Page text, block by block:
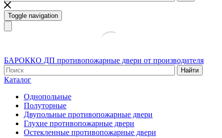
Toggle navigation
БАРОККО ДП противопожарные двери от производителя
Найти
Каталог
Однопольные
Полуторные
Двупольные противопожарные двери
Глухие противопожарные двери
Остекленные противопожарные двери